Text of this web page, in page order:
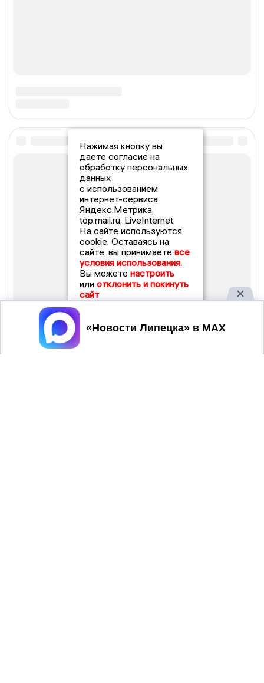
Нажимая кнопку вы
даете согласие на
обработку персональных
данных
с использованием
интернет-сервиса
Яндекс.Метрика,
top.mail.ru, LiveInternet.
На сайте используются
cookie. Оставаясь на
сайте, вы принимаете все
условия использования.
Вы можете настроить
или отклонить и покинуть
сайт
Принять